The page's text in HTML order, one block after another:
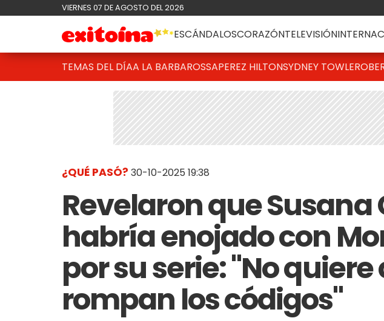
VIERNES 07 DE AGOSTO DEL 2026
ESCÁNDALOSCORAZÓNTELEVISIÓN
TEMAS DEL DÍAA LA BARBAROSSAPEREZ HILTONSYDNEY TOWLE
¿QUÉ PASÓ? 30-10-2025 19:38
Revelaron que Susana
habría enojado con
por su serie: "No quiere
rompan los códigos"